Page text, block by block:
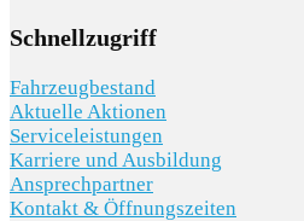
Schnellzugriff
Fahrzeugbestand
Aktuelle Aktionen
Serviceleistungen
Karriere und Ausbildung
Ansprechpartner
Kontakt & Öffnungszeiten